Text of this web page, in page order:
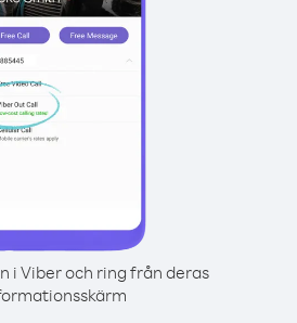
i Viber och ring från deras